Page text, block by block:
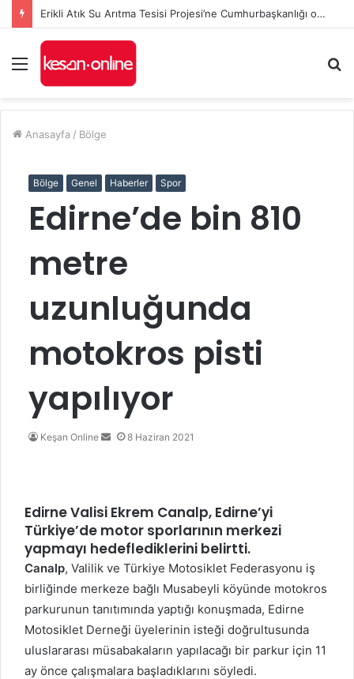
Erikli Atık Su Arıtma Tesisi Projesi’ne Cumhurbaşkanlığı onayı
Menü
...
Anasayfa / Bölge
Bölge Genel Haberler Spor
Edirne’de bin 810
metre
uzunluğunda
motokros pisti
yapılıyor
Keşan Online
Bir 8 Haziran 2021
Edirne Valisi Ekrem Canalp, Edirne’yi
Türkiye’de motor sporlarının merkezi
yapmayı hedeflediklerini belirtti.
Canalp, Valilik ve Türkiye Motosiklet Federasyonu iş
birliğinde merkeze bağlı Musabeyli köyünde motokros
parkurunun tanıtımında yaptığı konuşmada, Edirne
Motosiklet Derneği üyelerinin isteği doğrultusunda
uluslararası müsabakaların yapılacağı bir parkur için 11
ay önce çalışmalara başladıklarını söyledi.